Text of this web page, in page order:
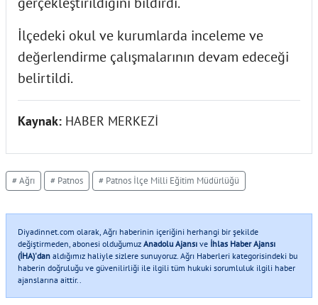
İlçedeki okul ve kurumlarda inceleme ve
değerlendirme çalışmalarının devam edeceği
belirtildi.
Kaynak: HABER MERKEZİ
# Ağrı # Patnos # Patnos İlçe Milli Eğitim Müdürlüğü
Diyadinnet.com olarak, Ağrı haberinin içeriğini herhangi bir şekilde
değiştirmeden, abonesi olduğumuz Anadolu Ajansı ve İhlas Haber Ajansı
(İHA)'dan aldığımız haliyle sizlere sunuyoruz. Ağrı Haberleri kategorisindeki bu
haberin doğruluğu ve güvenilirliği ile ilgili tüm hukuki sorumluluk ilgili haber
ajanslarına aittir..